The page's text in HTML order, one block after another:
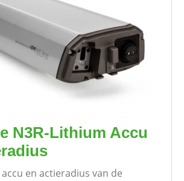
N3R-Lithium Accu
en actieradius van de